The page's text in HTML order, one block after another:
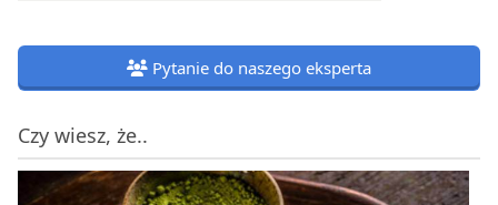
Pytanie do naszego eksperta
Czy wiesz, że..